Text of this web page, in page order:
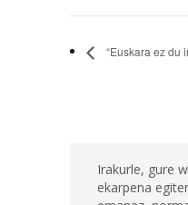
“Euskara ez du
Irakurle, gure
ekarpena